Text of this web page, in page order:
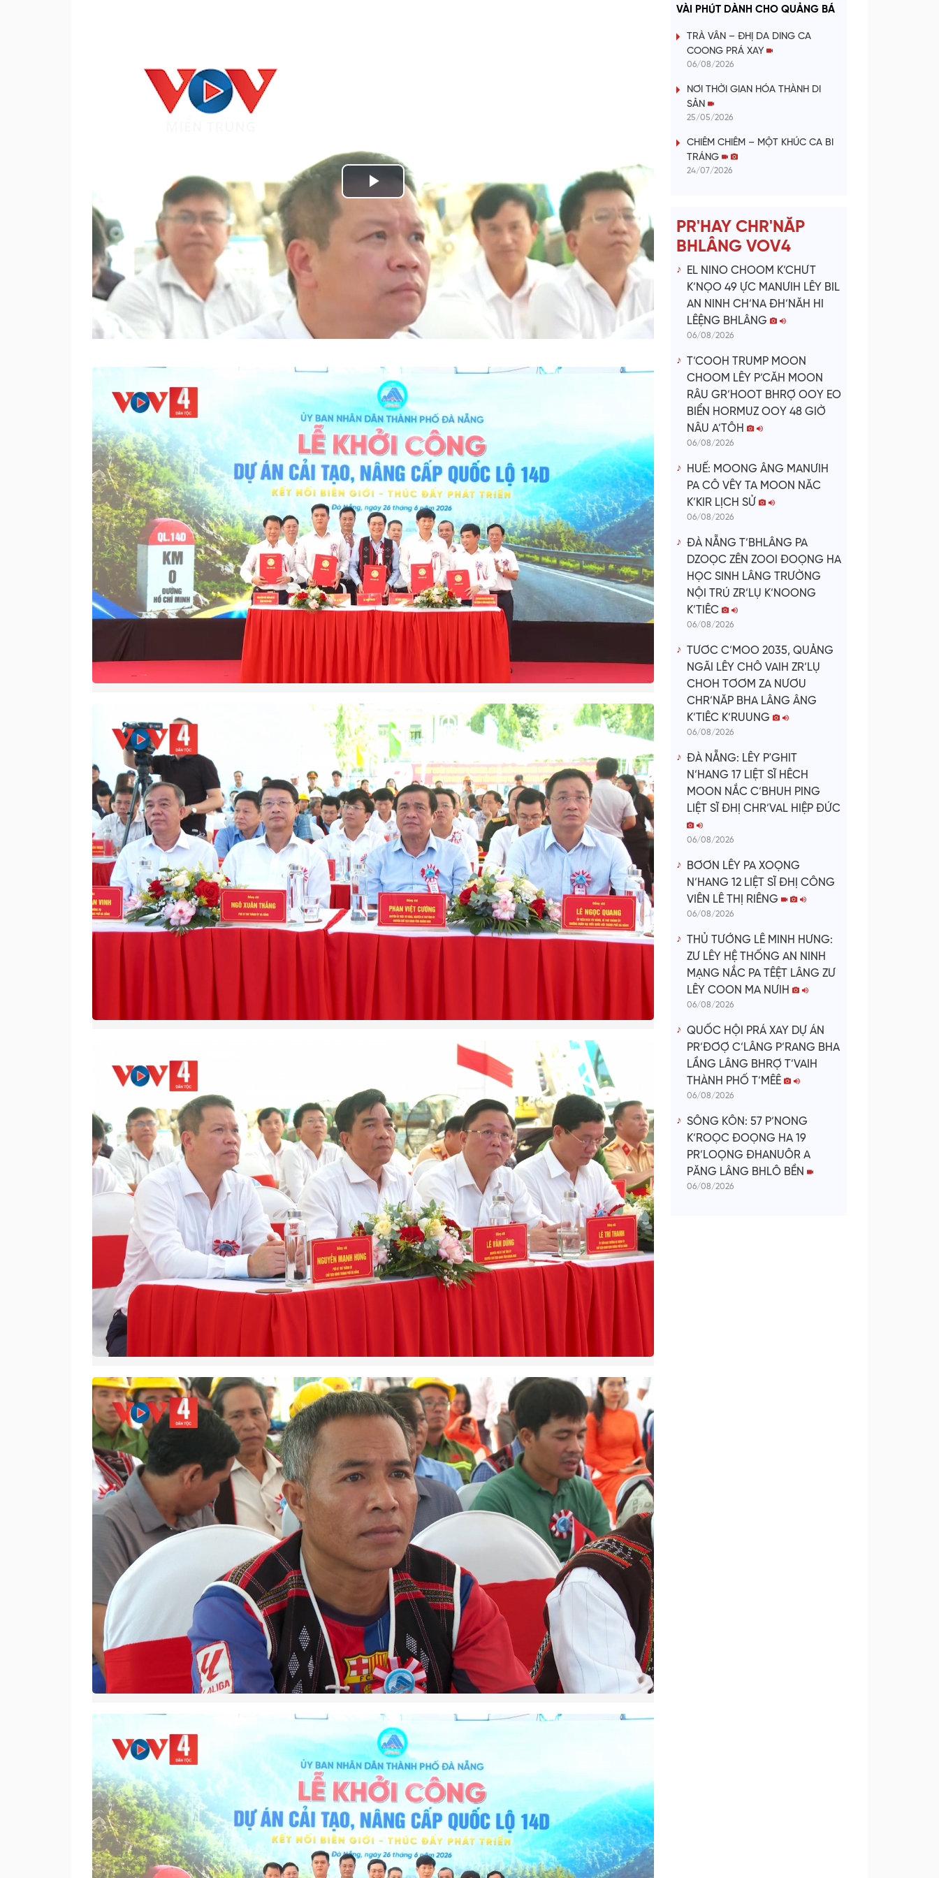
Play
Video
a
y
i
d
VÀI PHÚT DÀNH CHO QUẢNG BÁ
TRÀ VÂN – ĐHỊ DA DING CA
COONG PRÁ XAY
06/08/2026
NƠI THỜI GIAN HÓA THÀNH DI
SẢN
25/05/2026
CHIÊM CHIÊM – MỘT KHÚC CA BI
TRÁNG
24/07/2026
PR'HAY CHR'NĂP
BHLÂNG VOV4
EL NINO CHOOM K’CHƯT
K’NỌO 49 ỰC MANƯIH LÊY BIL
AN NINH CH’NA ĐH’NĂH HI
LÊỆNG BHLÂNG
06/08/2026
T’COOH TRUMP MOON
CHOOM LÊY P’CĂH MOON
RÂU GR’HOOT BHRỢ OOY EO
BIỂN HORMUZ OOY 48 GIỜ
NÂU A’TÔH
06/08/2026
HUẾ: MOONG ÂNG MANƯIH
PA CÔ VÊY TA MOON NĂC
K’KIR LỊCH SỬ
06/08/2026
ĐÀ NẴNG T’BHLÂNG PA
DZOỌC ZÊN ZOOI ĐOỌNG HA
HỌC SINH LÂNG TRƯỜNG
NỘI TRÚ ZR’LỤ K’NOONG
K’TIÊC
06/08/2026
TƯƠC C’MOO 2035, QUẢNG
NGÃI LÊY CHÔ VAIH ZR’LỤ
CHOH TƠƠM ZA NƯƠU
CHR’NĂP BHA LÂNG ÂNG
K’TIÊC K’RUUNG
06/08/2026
ĐÀ NẴNG: LÊY P'GHIT
N’HANG 17 LIỆT SĨ HÊCH
MOON NẮC C’BHUH PING
LIỆT SĨ ĐHỊ CHR’VAL HIỆP ĐỨC
06/08/2026
BƠƠN LÊY PA XOỌNG
N’HANG 12 LIỆT SĨ ĐHỊ CÔNG
VIÊN LÊ THỊ RIÊNG
06/08/2026
THỦ TƯỚNG LÊ MINH HƯNG:
ZƯ LÊY HỆ THỐNG AN NINH
MẠNG NẮC PA TÊỆT LÂNG ZƯ
LÊY COON MA NƯIH
06/08/2026
QUỐC HỘI PRÁ XAY DỰ ÁN
PR’ĐƠỢ C’LÂNG P’RANG BHA
LẦNG LÂNG BHRỢ T’VAIH
THÀNH PHỐ T’MÊÊ
06/08/2026
SÔNG KÔN: 57 P’NONG
K’ROỌC ĐOỌNG HA 19
PR’LOỌNG ĐHANUÔR A
PĂNG LÂNG BHLÔ BỀN
06/08/2026